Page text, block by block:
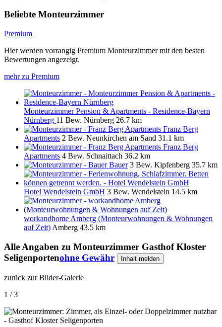
Beliebte Monteurzimmer
Premium
Hier werden vorrangig Premium Monteurzimmer mit den besten
Bewertungen angezeigt.
mehr zu Premium
Monteurzimmer Pension & Apartments - Residence-Bayern
Nürnberg 11 Bew. Nürnberg 26.7 km
Franz Berg
Apartments 2 Bew. Neunkirchen am Sand 31.1 km
Franz Berg
Apartments 4 Bew. Schnaittach 36.2 km
Bauer 3 Bew. Kipfenberg 35.7 km
Hotel Wendelstein GmbH 3 Bew. Wendelstein 14.5 km
workandhome Amberg (Monteurwohnungen & Wohnungen
auf Zeit) Amberg 43.5 km
Alle Angaben zu Monteurzimmer Gasthof Kloster
Seligenportenohne Gewähr Inhalt melden
zurück zur Bilder-Galerie
1 / 3